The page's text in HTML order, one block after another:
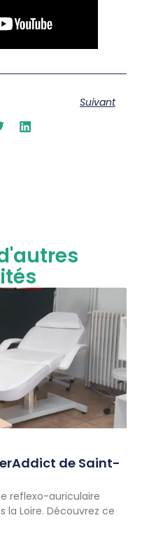
Suivant
de Saint-
reflexo-auriculaire
la Loire. Découvrez ce